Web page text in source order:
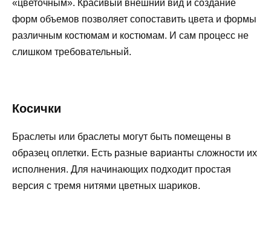
«цветочным». Красивый внешний вид и создание
форм объемов позволяет сопоставить цвета и формы
различным костюмам и костюмам. И сам процесс не
слишком требовательный.
Косички
Браслеты или браслеты могут быть помещены в
образец оплетки. Есть разные варианты сложности их
исполнения. Для начинающих подходит простая
версия с тремя нитями цветных шариков.